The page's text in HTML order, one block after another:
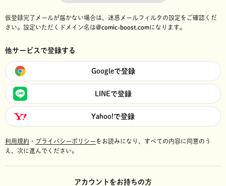
仮登録完了メールが届かない場合は、迷惑メールフィルタの設定をご確認くだ
さい。 設定いただくドメイン名は@comic-boost.comになります。
他サービスで登録する
Googleで登録
LINEで登録
Yahoo!で登録
利用規約 ・ プライバシーポリシーをお読みになり、 すべての内容に同意のう
え、次に進んでください。
アカウントをお持ちの方